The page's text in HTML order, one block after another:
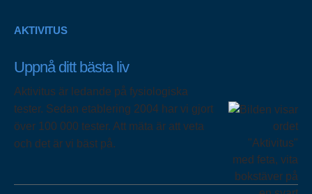
AKTIVITUS
Uppnå ditt bästa liv
Aktivitus är ledande på fysiologiska
tester. Sedan etablering 2004 har vi gjort
över 100 000 tester. Att mäta är att veta
och det är vi bäst på.